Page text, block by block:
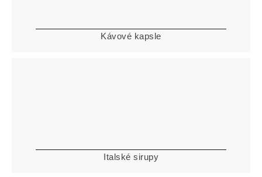
Kávové kapsle
Italské sirupy